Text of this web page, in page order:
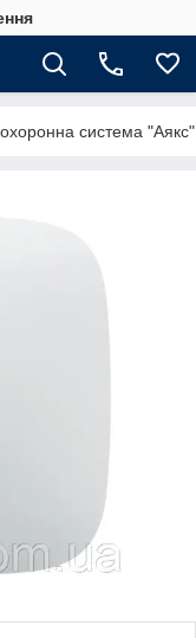
система "Аякс"